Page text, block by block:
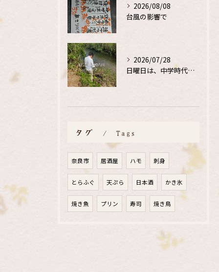
2026/08/08
台風の影響で
2026/07/28
日曜日は、中学時代の、同級生と鮎釣り
タグ Tags
奈良市 居酒屋 ハモ 刺身
とらふぐ 天ぷら 日本酒 かき氷
焼き魚 プリン 寿司 焼き鳥